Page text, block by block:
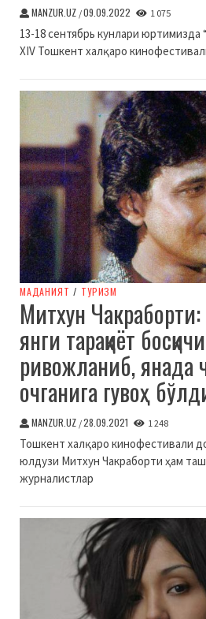
MANZUR.UZ /09.09.2022 1 075
13-18 сентябрь кунлари юртимизда
ХIV Тошкент халқаро
МАДАНИЯТ / ТУРИЗМ
Митхун
янги тараққиёт
ривожланиб, янада
очганига гувоҳ
MANZUR.UZ /28.09.2021 1 248
Тошкент халқаро кинофестивали
юлдузи Митхун Чакраборти ҳам
журналистлар